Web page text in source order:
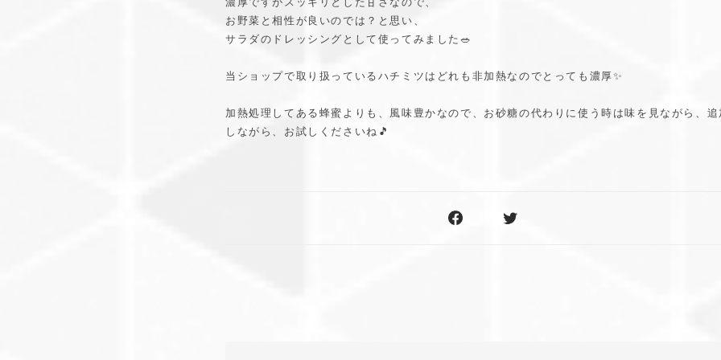
お野菜と相性が良いのでは？と思い、
サラダのドレッシングとして使ってみました🥗
当ショップで取り扱っているハチミツはどれも非加熱なのでとっても濃厚✨
加熱処理してある蜂蜜よりも、風味豊かなので、お砂糖の代わりに使う時は味を見ながら、追
しながら、お試しくださいね🎵